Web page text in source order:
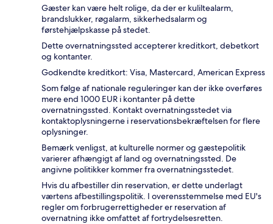
Gæster kan være helt rolige, da der er kuliltealarm,
brandslukker, røgalarm, sikkerhedsalarm og
førstehjælpskasse på stedet.
Dette overnatningssted accepterer kreditkort, debetkort
og kontanter.
Godkendte kreditkort: Visa, Mastercard, American Express
Som følge af nationale reguleringer kan der ikke overføres
mere end 1000 EUR i kontanter på dette
overnatningssted. Kontakt overnatningsstedet via
kontaktoplysningerne i reservationsbekræftelsen for flere
oplysninger.
Bemærk venligst, at kulturelle normer og gæstepolitik
varierer afhængigt af land og overnatningssted. De
angivne politikker kommer fra overnatningsstedet.
Hvis du afbestiller din reservation, er dette underlagt
værtens afbestillingspolitik. I overensstemmelse med EU's
regler om forbrugerrettigheder er reservation af
overnatning ikke omfattet af fortrydelsesretten.